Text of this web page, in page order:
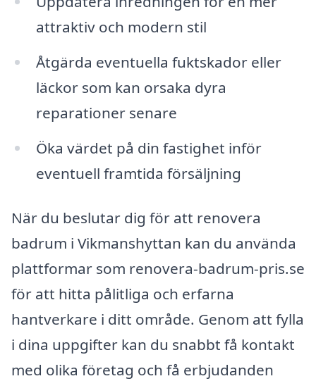
attraktiv och modern stil
Åtgärda eventuella fuktskador eller
läckor som kan orsaka dyra
reparationer senare
Öka värdet på din fastighet inför
eventuell framtida försäljning
När du beslutar dig för att renovera
badrum i Vikmanshyttan kan du använda
plattformar som renovera-badrum-pris.se
för att hitta pålitliga och erfarna
hantverkare i ditt område. Genom att fylla
i dina uppgifter kan du snabbt få kontakt
med olika företag och få erbjudanden